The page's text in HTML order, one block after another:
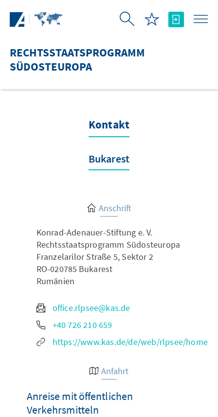
RECHTSSTAATSPROGRAMM
SÜDOSTEUROPA
Kontakt
Bukarest
Anschrift
Konrad-Adenauer-Stiftung e. V.
Rechtsstaatsprogramm Südosteuropa
Franzelarilor Straße 5, Sektor 2
RO-020785 Bukarest
Rumänien
office.rlpsee@kas.de
+40 726 210 659
https://www.kas.de/de/web/rlpsee/home
Anfahrt
Anreise mit öffentlichen
Verkehrsmitteln